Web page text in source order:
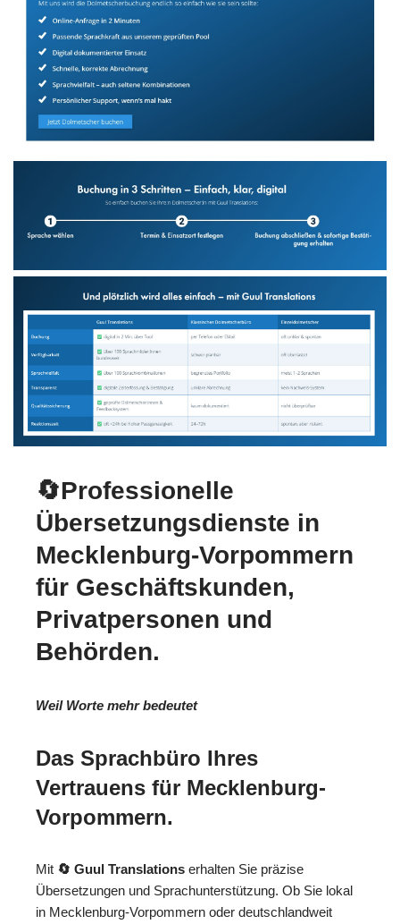
🔄Professionelle
Übersetzungsdienste in
Mecklenburg-Vorpommern
für Geschäftskunden,
Privatpersonen und
Behörden.
Weil Worte mehr bedeutet
Das Sprachbüro Ihres
Vertrauens für Mecklenburg-
Vorpommern.
Mit 🔄 Guul Translations erhalten Sie präzise
Übersetzungen und Sprachunterstützung. Ob Sie lokal
in Mecklenburg-Vorpommern oder deutschlandweit